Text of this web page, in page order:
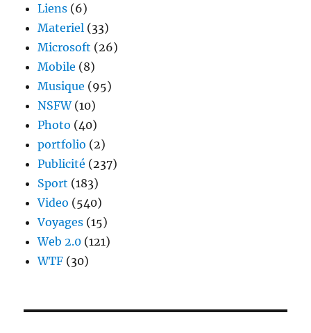
Liens (6)
Materiel (33)
Microsoft (26)
Mobile (8)
Musique (95)
NSFW(10)
Photo (40)
portfolio (2)
Publicité (237)
Sport (183)
Video (540)
Voyages (15)
Web 2.0 (121)
WTF (30)